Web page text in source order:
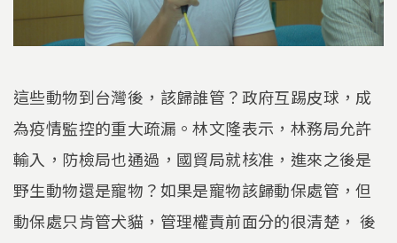
這些動物到台灣後，該歸誰管？政府互踢皮球，成
為疫情監控的重大疏漏。林文隆表示，林務局允許
輸入，防檢局也通過，國貿局就核准，進來之後是
野生動物還是寵物？如果是寵物該歸動保處管，但
動保處只肯管犬貓，管理權責前面分的很清楚， 後